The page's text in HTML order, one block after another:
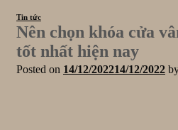
Tin tức
Nên chọn khóa cửa
tốt nhất hiện nay
Posted on 14/12/202214/12/2022